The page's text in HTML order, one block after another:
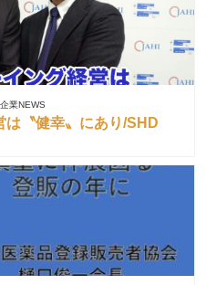
業NEWS
は〝健幸〟にあり/SHD